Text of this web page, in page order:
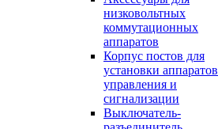
низковольтных
коммутационных
аппаратов
Корпус постов для
установки аппаратов
управления и
сигнализации
Выключатель-